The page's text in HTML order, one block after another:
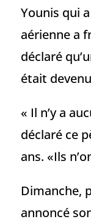
Younis qui
aérienne a
déclaré
était
« Il n’y a
déclaré ce
ans. «Ils
Dimanche,
annoncé